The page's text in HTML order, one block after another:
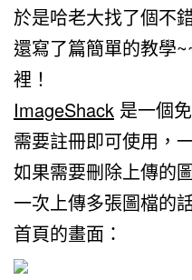
於是哈老大找了個不
還寫了篇簡單的教學
裡！
ImageShack 是一個
需要註冊即可使用，
如果需要刪除上傳的
一次上傳多張圖檔的
首頁的畫面：